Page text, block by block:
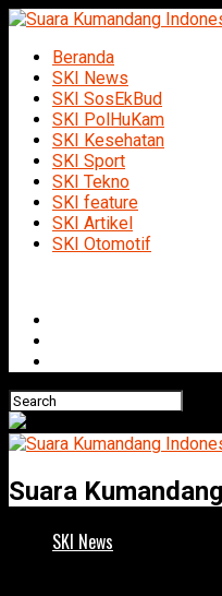
Beranda
SKI News
SKI SosEkBud
SKI PolHuKam
SKI Kesehatan
SKI Sport
SKI Tekno
SKI feature
SKI Artikel
SKI Otomotif
Suara
SKI News